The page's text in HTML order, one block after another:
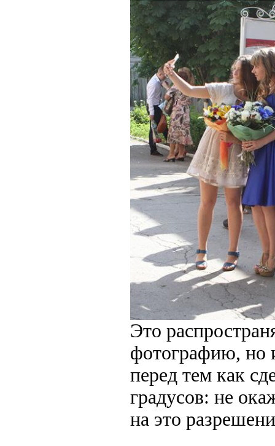
Это
фотографию, но
перед тем как
градусов: не
на это